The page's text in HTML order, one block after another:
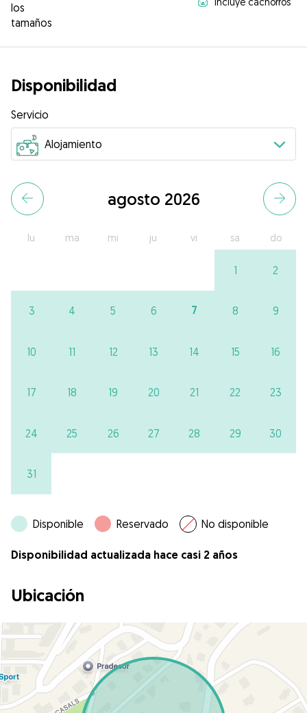
los
tamaños
Disponibilidad
Servicio
agosto 2026
lu ma mi ju vi sa do
1 2
3 4 5 6 7 8 9
10 11 12 13 14 15 16
17 18 19 20 21 22 23
24 25 26 27 28 29 30
31
Disponible Reservado No disponible
Disponibilidad actualizada hace casi 2 años
Ubicación